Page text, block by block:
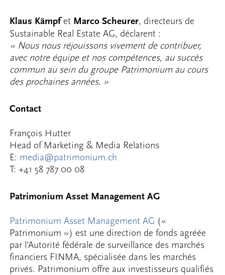
Klaus Kämpfet Marco Scheurer, directeurs de
Sustainable Real Estate AG, déclarent :
« Nous nous réjouissons vivement de contribuer,
avec notre équipe et nos compétences, au succès
commun au sein du groupe Patrimonium au cours
des prochaines années. »
Contact
François Hutter
Head of Marketing & Media Relations
E: media@patrimonium.ch
T: +41 58 787 00 08
Patrimonium Asset Management AG
Patrimonium Asset Management AG («
Patrimonium ») est une direction de fonds agréée
par l’Autorité fédérale de surveillance des marchés
financiers FINMA, spécialisée dans les marchés
privés. Patrimonium offre aux investisseurs qualifiés